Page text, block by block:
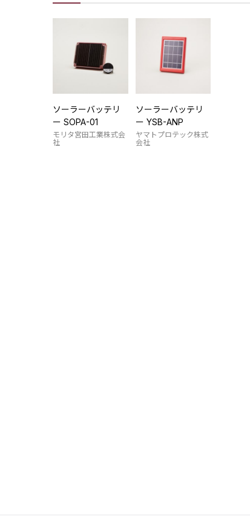
ソーラーバッテリ
ー SOPA-01
モリタ宮田工業株式会
社
ソーラーバッテリ
ー YSB-ANP
ヤマトプロテック株式
会社